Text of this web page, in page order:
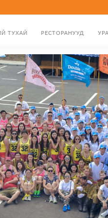
РЕСТОРАНУУД
ХООЛНЫ ЦЭС
ТУХАЙ
МЭНДЧИЛГЭЭ
ТҮҮХЭН ЗАМНАЛ